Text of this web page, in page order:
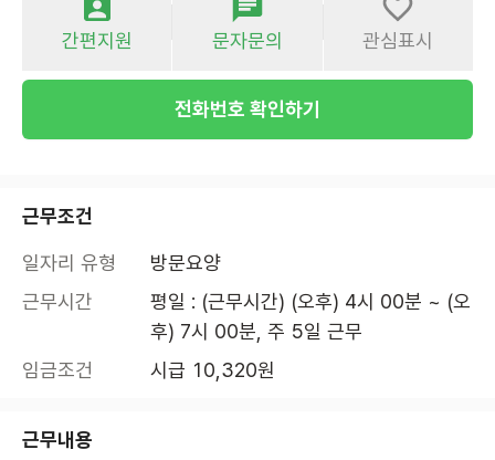
간편지원 문자문의 관심표시
전화번호 확인하기
근무조건
일자리 유형
방문요양
근무시간
평일 : (근무시간) (오후) 4시 00분 ~ (오
후) 7시 00분, 주 5일 근무
임금조건
시급 10,320원
근무내용